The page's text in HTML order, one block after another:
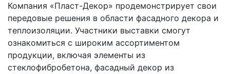
Компания «Пласт-Декор» продемонстрирует свои
передовые решения в области фасадного декора и
теплоизоляции. Участники выставки смогут
ознакомиться с широким ассортиментом
продукции, включая элементы из
стеклофибробетона, фасадный декор из